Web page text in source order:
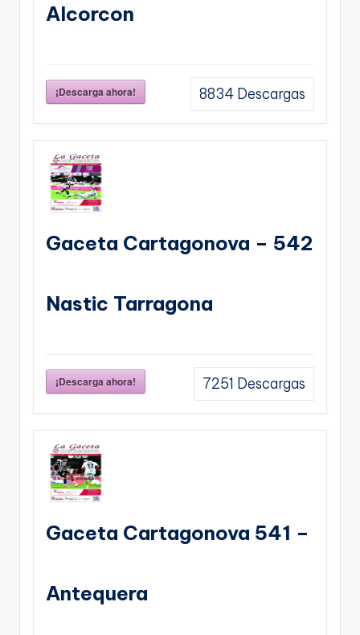
Alcorcon
¡Descarga ahora! 8834 Descargas
Gaceta Cartagonova – 542
Nastic Tarragona
¡Descarga ahora! 7251 Descargas
Gaceta Cartagonova 541 –
Antequera